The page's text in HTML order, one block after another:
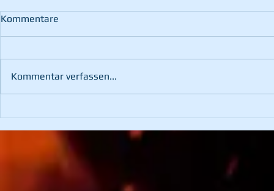
Kommentare
Kommentar verfassen...